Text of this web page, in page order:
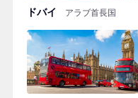
ドバイ アラブ首長国